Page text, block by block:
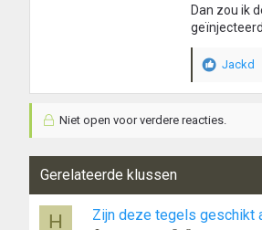
Dan zou ik
W
r
e
g
Jackd
Niet open voor verdere reacties.
Gerelateerde klussen
H Zijn deze tegels geschikt